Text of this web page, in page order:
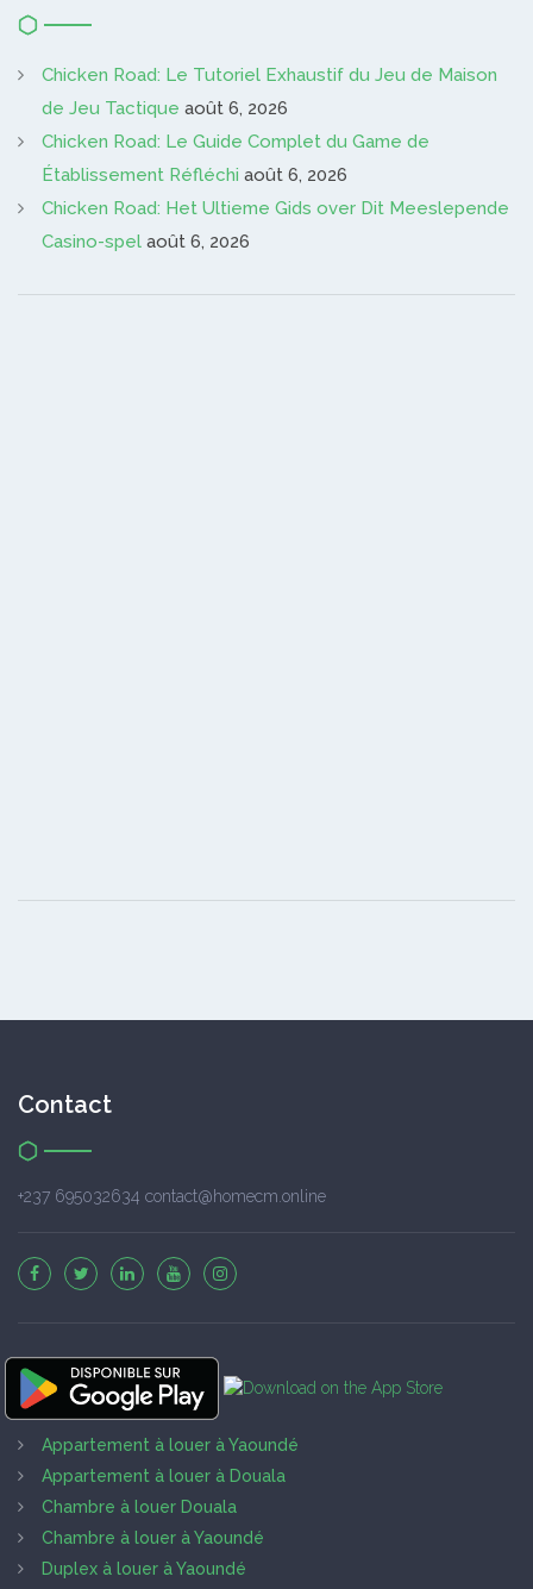
Chicken Road: Le Tutoriel Exhaustif du Jeu de Maison
de Jeu Tactique août 6, 2026
Chicken Road: Le Guide Complet du Game de
Établissement Réfléchi août 6, 2026
Chicken Road: Het Ultieme Gids over Dit Meeslepende
Casino-spel août 6, 2026
Contact
+237 695032634 contact@homecm.online
Appartement à louer à Yaoundé
Appartement à louer à Douala
Chambre à louer Douala
Chambre à louer à Yaoundé
Duplex à louer à Yaoundé